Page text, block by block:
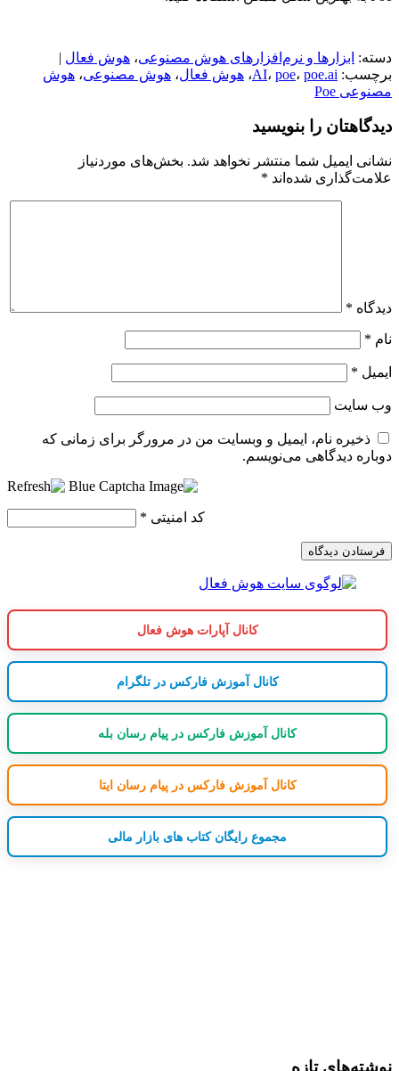
دسته: ابزارها و نرم‌افزارهای هوش مصنوعی، هوش فعال |
برچسب:
AI، poe، poe.ai ، هوش فعال، هوش مصنوعی، هوش
مصنوعی Poe
دیدگاهتان را بنویسید
نشانی ایمیل شما منتشر نخواهد شد. بخش‌های موردنیاز
علامت‌گذاری شده‌اند *
دیدگاه *
نام *
ایمیل *
وب‌ سایت
ذخیره نام، ایمیل و وبسایت من در مرورگر برای زمانی که
دوباره دیدگاهی می‌نویسم.
کد امنیتی *
کانال آپارات هوش فعال
کانال آموزش فارکس در تلگرام
کانال آموزش فارکس در پیام رسان بله
کانال آموزش فارکس در پیام رسان ایتا
مجموع رایگان کتاب های بازار مالی
نوشته‌های تازه